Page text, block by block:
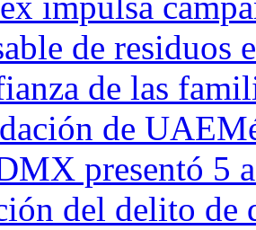
de residuos
de las
de
presentó 5
del delito de